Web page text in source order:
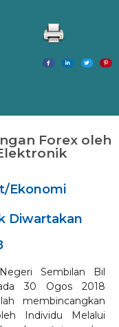
Forex oleh
Ekonomi
Diwartakan
Sembilan Bil
30 Ogos 2018
membincangkan
Individu Melalui